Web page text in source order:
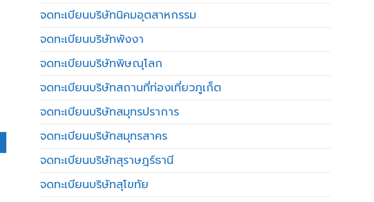
จดทะเบียนบริษัทนิคมอุตสาหกรรม
จดทะเบียนบริษัทพังงา
จดทะเบียนบริษัทพิษณุโลก
จดทะเบียนบริษัทสถานที่ท่องเที่ยวภูเก็ต
จดทะเบียนบริษัทสมุทรปราการ
จดทะเบียนบริษัทสมุทรสาคร
จดทะเบียนบริษัทสุราษฎร์ธานี
จดทะเบียนบริษัทสุโขทัย